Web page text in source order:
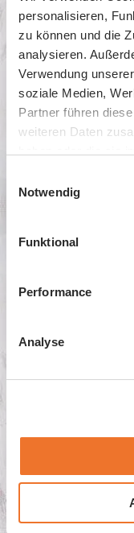
personalisieren,
zu können und die
analysieren.
Verwendung
soziale Medien,
Partner führen
weiteren Daten
Notwendig
Funktional
Performance
Analyse